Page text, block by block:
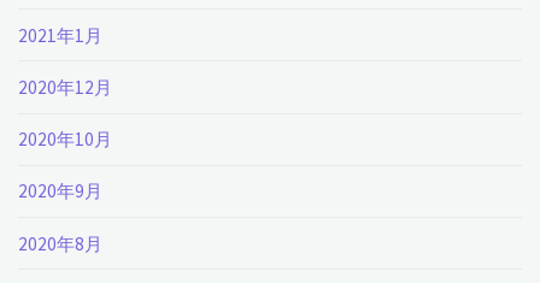
2021年1月
2020年12月
2020年10月
2020年9月
2020年8月